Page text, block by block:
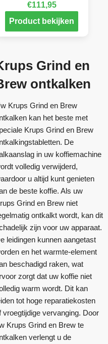
€111,95
Product bekijken
Grind en
ontkalken
Krups Grind en Brew
kan het beste met
Krups Grind en Brew
De
in uw koffiemachine
volledig verwijderd,
u altijd kunt genieten
de beste koffie. Als uw
Grind en Brew niet
ontkalkt wordt, kan dit
zijn voor uw apparaat.
leidingen kunnen aangetast
en het warmte-element
beschadigd raken, wat
zorgt dat uw koffie niet
warm wordt. Dit kan
tot hoge reparatiekosten
vroegtijdige vervanging. Door
Krups Grind en Brew te
verlengt u de